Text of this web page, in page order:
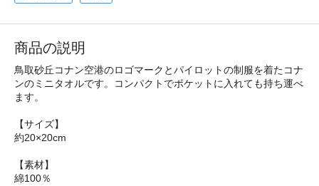
商品の説明
鳥取砂丘コナン空港のロゴマークとパイロットの制服を着たコナ
ンのミニタオルです。コンパクトでポケットに入れても持ち運べ
ます。
【サイズ】
約20×20cm
【素材】
綿100％